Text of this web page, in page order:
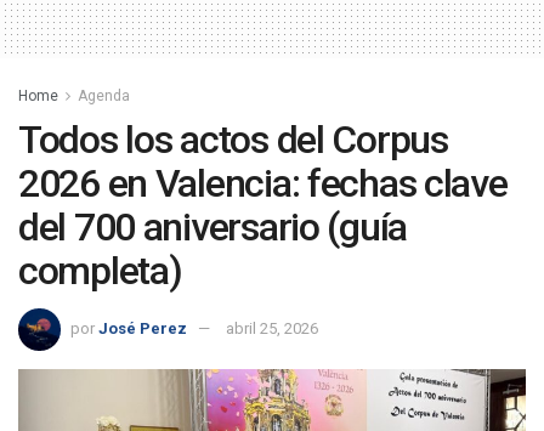
Home Agenda
Todos los actos del Corpus
2026 en Valencia: fechas clave
del 700 aniversario (guía
completa)
por José Perez abril 25, 2026